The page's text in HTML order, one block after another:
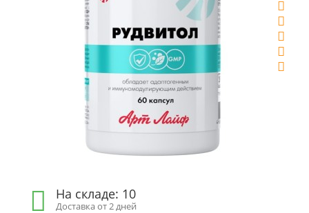
На складе: 10
Доставка от 2 дней